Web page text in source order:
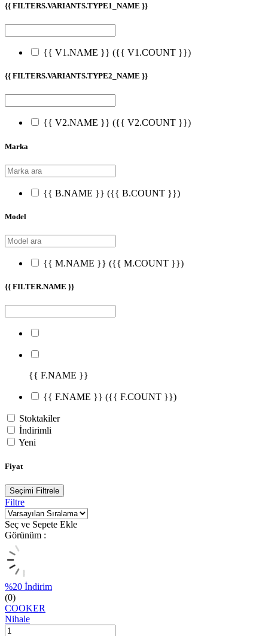
{{ FILTERS.VARIANTS.TYPE1_NAME }}
{{ V1.NAME }} ({{ V1.COUNT }})
{{ FILTERS.VARIANTS.TYPE2_NAME }}
{{ V2.NAME }} ({{ V2.COUNT }})
Marka
{{ B.NAME }} ({{ B.COUNT }})
Model
{{ M.NAME }} ({{ M.COUNT }})
{{ FILTER.NAME }}
{{ F.NAME }}
{{ F.NAME }} ({{ F.COUNT }})
Stoktakiler
İndirimli
Yeni
Fiyat
Seçimi Filtrele
Filtre
Seç ve Sepete Ekle
Görünüm :
%20 İndirim
(0)
COOKER
Nihale